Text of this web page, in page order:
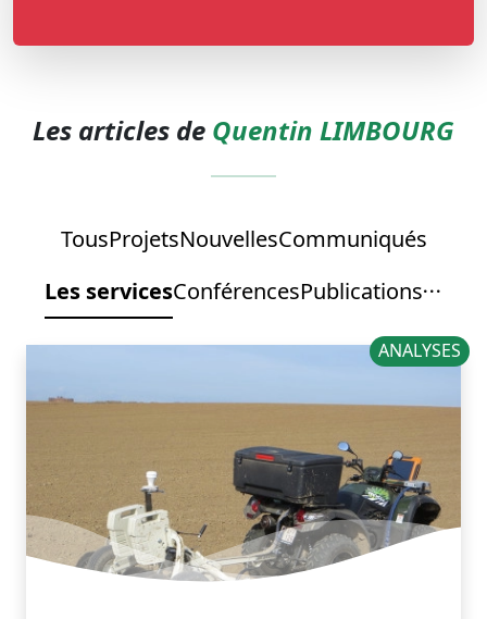
Les articles de Quentin LIMBOURG
TousProjetsNouvellesCommuniqués
Les servicesConférencesPublications
ANALYSES